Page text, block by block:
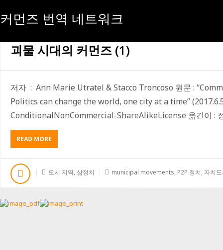
커먼즈 번역 네트워크
[태그:]MUNICIPAL MOVEMENTS
괴물 시대의 커먼즈 (1)
저자 : Ann Marie Utratel & Stacco Troncoso 원문 :
Politics can change the world, one city at a time”
ConditionalNonCommercial-ShareAlikeLicense 옮긴이 :
READ MORE
괴
물
대
의
먼
도시·지역, 삶정치 municipal movements, P2P 정치, 자치